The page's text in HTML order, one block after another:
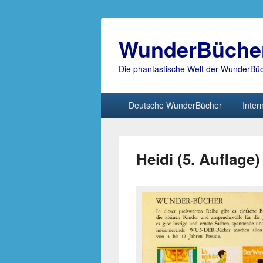
Die phantastische Welt der
Deutsche WunderBücher
Heidi (5. Auflage)